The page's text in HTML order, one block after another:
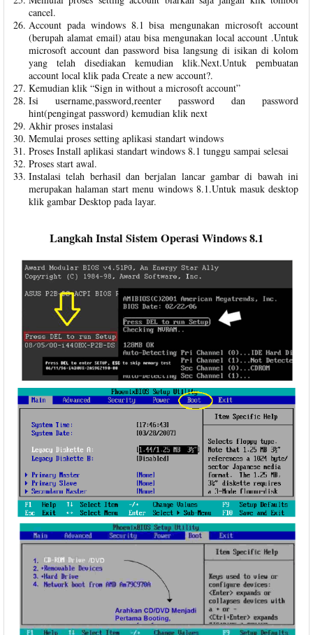
cancel.
Account pada windows 8.1 bisa mengunakan microsoft account
(berupah alamat email) atau bisa mengunakan local account .Untuk
microsoft account dan password bisa langsung di isikan di kolom
yang telah disediakan kemudian klik.Next.Untuk pembuatan
account local klik pada Create a new account?.
Kemudian klik “Sign in without a microsoft account”
Isi username,password,reenter password dan password
hint(pengingat password) kemudian klik next
Akhir proses instalasi
Memulai proses setting aplikasi standart windows
Proses Install aplikasi standart windows 8.1 tunggu sampai selesai
Proses start awal.
Instalasi telah berhasil dan berjalan lancar gambar di bawah ini
merupakan halaman start menu windows 8.1.Untuk masuk desktop
klik gambar Desktop pada layar.
Langkah Instal Sistem Operasi Windows 8.1